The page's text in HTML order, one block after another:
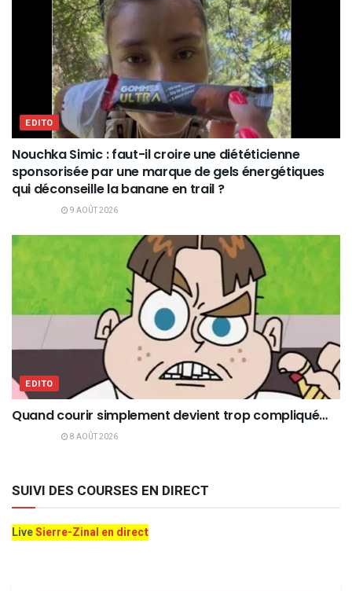
EDITO
Nouchka Simic : faut-il croire une diététicienne
sponsorisée par une marque de gels énergétiques
qui déconseille la banane en trail ?
9 AOÛT 2026
EDITO
Quand courir simplement devient trop compliqué…
8 AOÛT 2026
SUIVI DES COURSES EN DIRECT
LiveSierre-Zinal en direct